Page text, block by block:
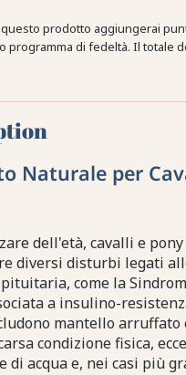
prodotto aggiungerai
programma di fedeltà. Il totale
Naturale per
dell'età, cavalli e
diversi disturbi legati
come la
a insulino-
mantello arruffato
condizione fisica,
di acqua e, nei casi più